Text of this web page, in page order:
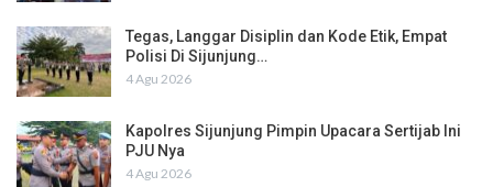
Tegas, Langgar Disiplin dan Kode Etik, Empat
Polisi Di Sijunjung…
4 Agu 2026
Kapolres Sijunjung Pimpin Upacara Sertijab Ini
PJU Nya
4 Agu 2026